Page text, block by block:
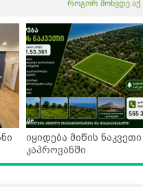
როგორ მოხვდე აქ
იყიდება მიწის ნაკვეთი
კაპროვანში